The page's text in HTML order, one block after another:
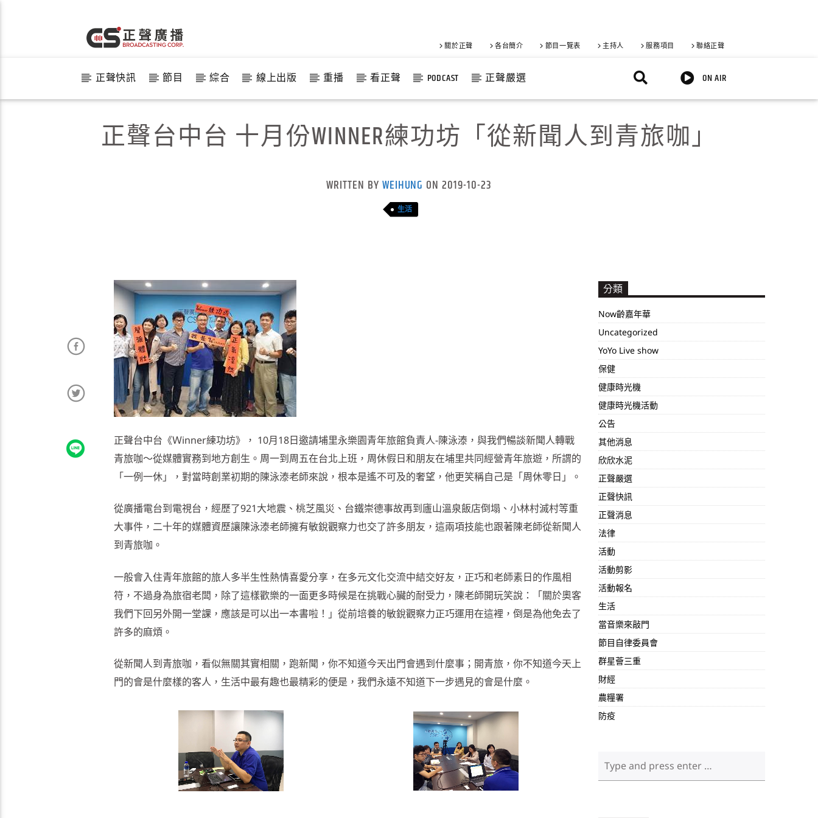
關於正聲 各台簡介 節目一覽表 主持人 服務項目 聯絡正聲
正聲快訊 節目 綜合 線上出版 重播 看正聲 PODCAST 正聲嚴選 ON AIR
正聲台中台 十月份WINNER練功坊「從新聞人到青旅咖」
WRITTEN BY WEIHUNG ON 2019-10-23
生活
正聲台中台《Ｗinner練功坊》， 10月18日邀請埔里永樂園青年旅館負責人-陳泳溙，與我們暢談新聞人轉戰
青旅咖～從媒體實務到地方創生。周一到周五在台北上班，周休假日和朋友在埔里共同經營青年旅遊，所謂的
「一例一休」，對當時創業初期的陳泳溙老師來說，根本是遙不可及的奢望，他更笑稱自己是「周休零日」。
從廣播電台到電視台，經歷了921大地震、桃芝風災、台鐵崇德事故再到廬山溫泉飯店倒塌、小林村滅村等重
大事件，二十年的媒體資歷讓陳泳溙老師擁有敏銳觀察力也交了許多朋友，這兩項技能也跟著陳老師從新聞人
到青旅咖。
一般會入住青年旅館的旅人多半生性熱情喜愛分享，在多元文化交流中結交好友，正巧和老師素日的作風相
符，不過身為旅宿老闆，除了這樣歡樂的一面更多時候是在挑戰心臟的耐受力，陳老師開玩笑說：「關於奧客
我們下回另外開一堂課，應該是可以出一本書啦！」從前培養的敏銳觀察力正巧運用在這裡，倒是為他免去了
許多的麻煩。
從新聞人到青旅咖，看似無關其實相關，跑新聞，你不知道今天出門會遇到什麼事；開青旅，你不知道今天上
門的會是什麼樣的客人，生活中最有趣也最精彩的便是，我們永遠不知道下一步遇見的會是什麼。
分類
Now齡嘉年華
Uncategorized
YoYo Live show
保健
健康時光機
健康時光機活動
公告
其他消息
欣欣水泥
正聲嚴選
正聲快訊
正聲消息
法律
活動
活動剪影
活動報名
生活
當音樂來敲門
節目自律委員會
群星薈三重
財經
農糧署
防疫